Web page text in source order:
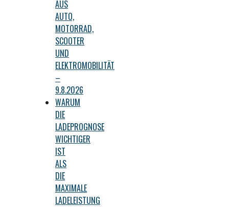
AUS
AUTO,
MOTORRAD,
SCOOTER
UND
ELEKTROMOBILITÄT
–
9.8.2026
WARUM
DIE
LADEPROGNOSE
WICHTIGER
IST
ALS
DIE
MAXIMALE
LADELEISTUNG